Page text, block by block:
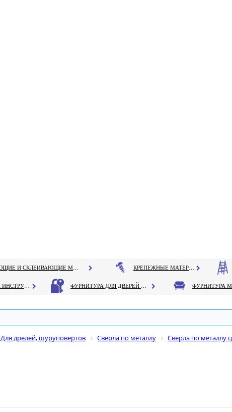
Для дрелей, шуруповертов Сверла по металлу
Сверла по металлу